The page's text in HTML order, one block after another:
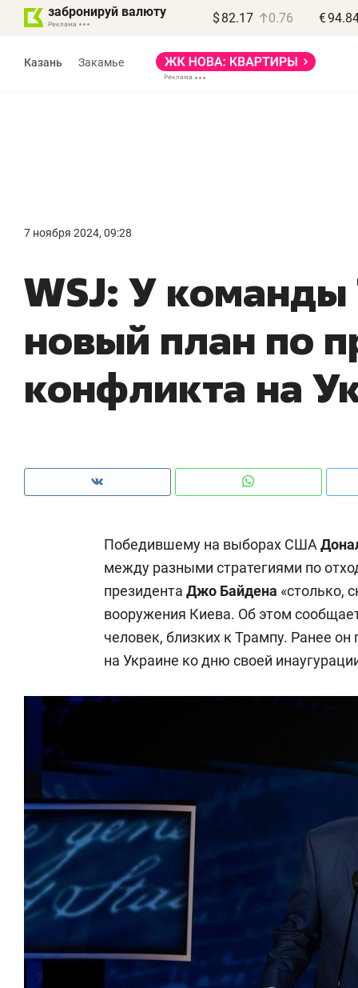
забронируй валюту $ 82.17 0.76 €
Казань Закамье
7 ноября 2024, 09:28
WSJ: У команды
новый план по
конфликта на
Победившему на выборах США
между разными стратегиями по
президента Джо Байдена «столько,
вооружения Киева. Об этом
человек, близких к Трампу. Ранее
на Украине ко дню своей
правил, бизнес может
потерять минимум
полгода»
Как бизнесу выйти на зарубежные
рынки, почему надо знать аксакалов и
чем интересен Оман?
Как ГК «МИР ГРУПП» и ВТБ
создают оазис жилого
комфорта под Казанью
Рекомендуем
150
ID вместо